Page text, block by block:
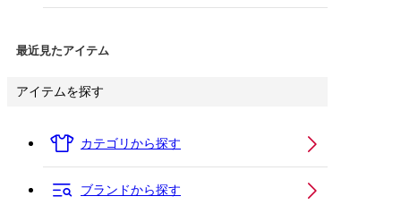
最近見たアイテム
アイテムを探す
カテゴリから探す
ブランドから探す